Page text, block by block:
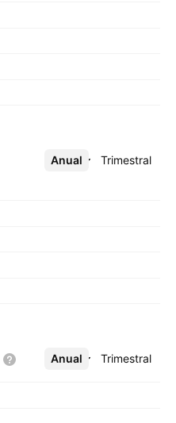
Anual Trimestral
Más
Anual Trimestral
Más